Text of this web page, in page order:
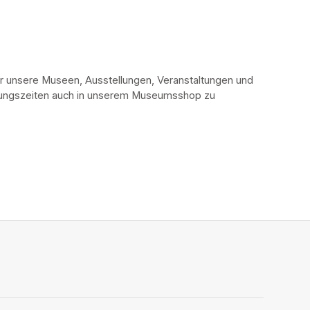
Museen, Ausstellungen, Veranstaltungen und
auch in unserem Museumsshop zu